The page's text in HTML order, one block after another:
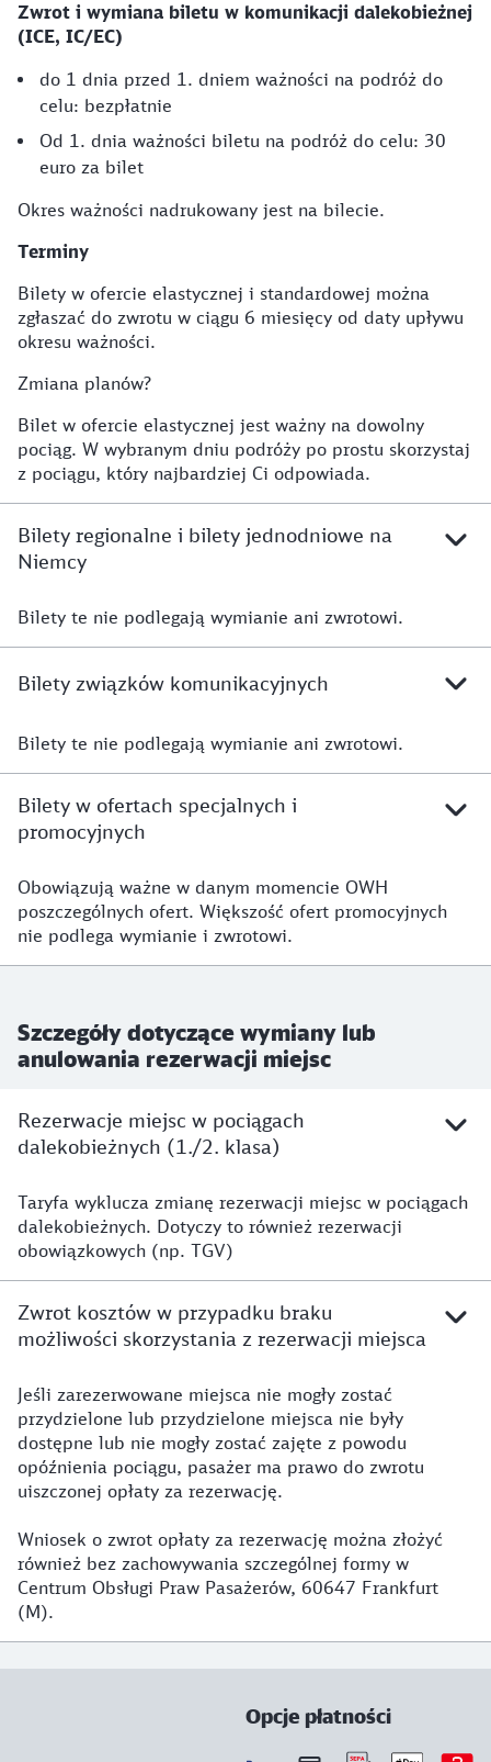
Zwrot i wymiana biletu w komunikacji dalekobieżnej
(ICE, IC/EC)
do 1 dnia przed 1. dniem ważności na podróż do
celu: bezpłatnie
Od 1. dnia ważności biletu na podróż do celu: 30
euro za bilet
Okres ważności nadrukowany jest na bilecie.
Terminy
Bilety w ofercie elastycznej i standardowej można
zgłaszać do zwrotu w ciągu 6 miesięcy od daty upływu
okresu ważności.
Zmiana planów?
Bilet w ofercie elastycznej jest ważny na dowolny
pociąg. W wybranym dniu podróży po prostu skorzystaj
z pociągu, który najbardziej Ci odpowiada.
Bilety regionalne i bilety jednodniowe na
Niemcy
Bilety te nie podlegają wymianie ani zwrotowi.
Bilety związków komunikacyjnych
Bilety te nie podlegają wymianie ani zwrotowi.
Bilety w ofertach specjalnych i
promocyjnych
Obowiązują ważne w danym momencie OWH
poszczególnych ofert. Większość ofert promocyjnych
nie podlega wymianie i zwrotowi.
Szczegóły dotyczące wymiany lub
anulowania rezerwacji miejsc
Rezerwacje miejsc w pociągach
dalekobieżnych (1./2. klasa)
Taryfa wyklucza zmianę rezerwacji miejsc w pociągach
dalekobieżnych. Dotyczy to również rezerwacji
obowiązkowych (np. TGV)
Zwrot kosztów w przypadku braku
możliwości skorzystania z rezerwacji miejsca
Jeśli zarezerwowane miejsca nie mogły zostać
przydzielone lub przydzielone miejsca nie były
dostępne lub nie mogły zostać zajęte z powodu
opóźnienia pociągu, pasażer ma prawo do zwrotu
uiszczonej opłaty za rezerwację.
Wniosek o zwrot opłaty za rezerwację można złożyć
również bez zachowywania szczególnej formy w
Centrum Obsługi Praw Pasażerów, 60647 Frankfurt
(M).
Opcje płatności